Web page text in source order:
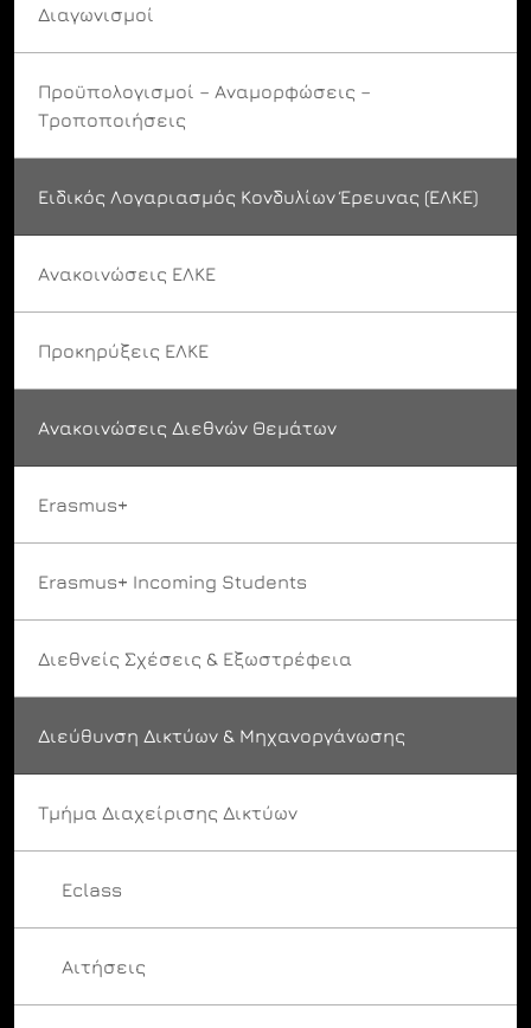
Διαγωνισμοί
Προϋπολογισμοί – Αναμορφώσεις –
Τροποποιήσεις
Ειδικός Λογαριασμός Κονδυλίων Έρευνας (ΕΛΚΕ)
Ανακοινώσεις ΕΛΚΕ
Προκηρύξεις ΕΛΚΕ
Ανακοινώσεις Διεθνών Θεμάτων
Erasmus+
Erasmus+ Incoming Students
Διεθνείς Σχέσεις & Εξωστρέφεια
Διεύθυνση Δικτύων & Μηχανοργάνωσης
Τμήμα Διαχείρισης Δικτύων
Eclass
Αιτήσεις